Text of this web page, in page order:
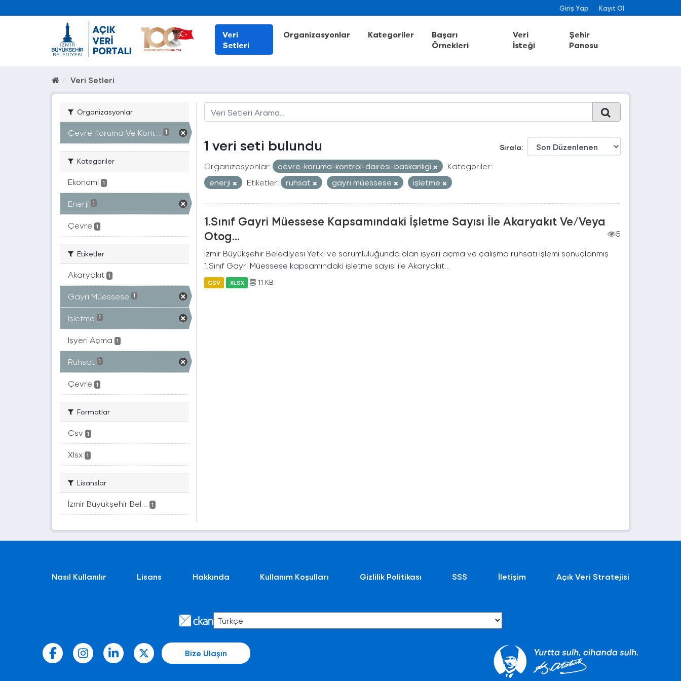
Giriş Yap Kayıt Ol
Veri
Setleri
Organizasyonlar Kategoriler
Başarı
Örnekleri
Veri
İsteği
Şehir
Panosu
Veri Setleri
Organizasyonlar
Çevre Koruma Ve Kont... 1
Kategoriler
Ekonomi 1
Enerji 1
Çevre 1
Etiketler
Akaryakıt 1
Gayri Müessese 1
Işletme 1
Işyeri Açma 1
Ruhsat 1
Çevre 1
Formatlar
Csv 1
Xlsx 1
Lisanslar
İzmir Büyükşehir Bel... 1
Sırala
1 veri seti bulundu
Organizasyonlar: cevre-koruma-kontrol-dairesi-baskanligi
Kategoriler:
enerji
Etiketler: ruhsat gayri müessese işletme
1.Sınıf Gayri Müessese Kapsamındaki İşletme Sayısı İle Akaryakıt Ve/Veya
Otog...
5
İzmir Büyükşehir Belediyesi Yetki ve sorumluluğunda olan işyeri açma ve çalışma ruhsatı işlemi sonuçlanmış
1.Sınıf Gayri Müessese kapsamındaki işletme sayısı ile Akaryakıt...
CSV XLSX 11 KB
Nasıl Kullanılır Lisans Hakkında Kullanım Koşulları Gizlilik Politikası SSS İletişim Açık Veri Stratejisi
Bize Ulaşın